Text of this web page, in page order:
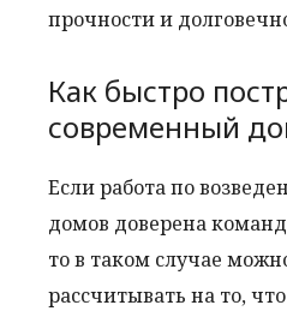
прочности и
Как быстро
современный
Если работа по
домов доверена
то в таком случае
рассчитывать на то,